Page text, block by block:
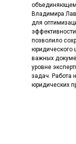
объединяющем
Владимира
для
позволило
юридического
важных
уровне
задач. Работа
юридических